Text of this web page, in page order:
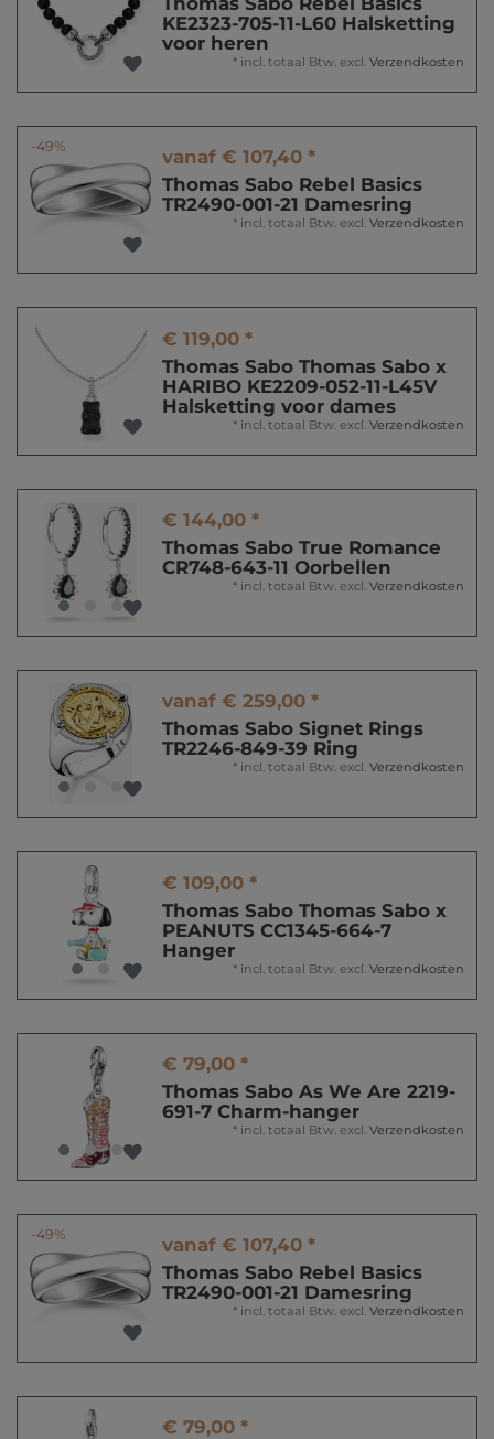
KE2323-705-11-L60 Halsketting
voor heren
* incl. totaal Btw. excl. Verzendkosten
-49%
vanaf € 107,40 *
Thomas Sabo Rebel Basics
TR2490-001-21 Damesring
* incl. totaal Btw. excl. Verzendkosten
€ 119,00 *
Thomas Sabo Thomas Sabo x
HARIBO KE2209-052-11-L45V
Halsketting voor dames
* incl. totaal Btw. excl. Verzendkosten
€ 144,00 *
Thomas Sabo True Romance
CR748-643-11 Oorbellen
* incl. totaal Btw. excl. Verzendkosten
vanaf € 259,00 *
Thomas Sabo Signet Rings
TR2246-849-39 Ring
* incl. totaal Btw. excl. Verzendkosten
€ 109,00 *
Thomas Sabo Thomas Sabo x
PEANUTS CC1345-664-7
Hanger
* incl. totaal Btw. excl. Verzendkosten
€ 79,00 *
Thomas Sabo As We Are 2219-
691-7 Charm-hanger
* incl. totaal Btw. excl. Verzendkosten
-49%
vanaf € 107,40 *
Thomas Sabo Rebel Basics
TR2490-001-21 Damesring
* incl. totaal Btw. excl. Verzendkosten
€ 79,00 *